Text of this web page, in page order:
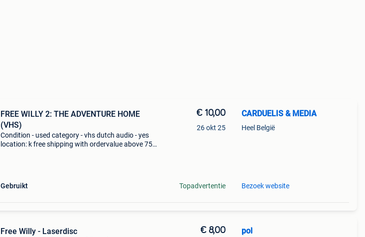
FREE WILLY 2: THE ADVENTURE HOME
(VHS)
Condition - used category - vhs dutch audio - yes
location: k free shipping with ordervalue above 75
Gebruikt
€ 10,00
26 okt 25
Topadvertentie
CARDUELIS & MEDIA
Heel België
Bezoek website
Free Willy - Laserdisc € 8,00 pol